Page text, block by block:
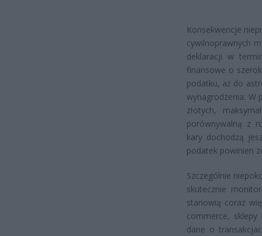
Konsekwencje
cywilnoprawnych
deklaracji w
finansowe o
podatku, aż do
wynagrodzenia. W
złotych,
porównywalną z
kary dochodzą
podatek powinien
Szczególnie
skutecznie
stanowią coraz
commerce, sklepy
dane o